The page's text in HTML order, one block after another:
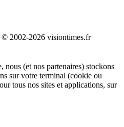
© 2002-2026 visiontimes.fr
nous (et nos partenaires) stockons
sur votre terminal (cookie ou
tous nos sites et applications, sur